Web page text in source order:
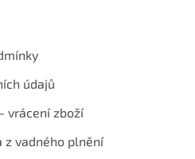
údajů
vrácení zboží
z vadného plnění